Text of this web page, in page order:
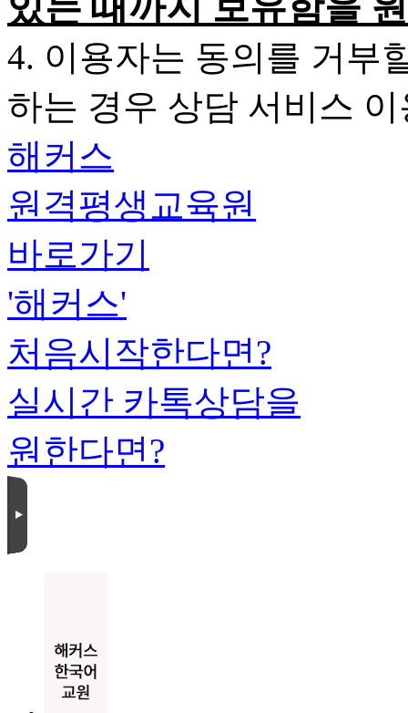
4. 이용자는 동의를 거부
하는 경우 상담 서비스
해커스
원격평생교육원
바로가기
'해커스'
처음시작한다면?
실시간 카톡상담을
원한다면?